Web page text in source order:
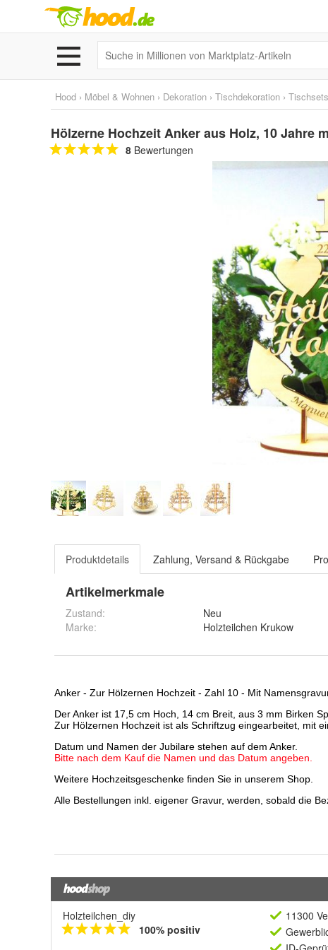
Hood › Möbel & Wohnen › Dekoration › Tischdekoration ›
Hölzerne Hochzeit Anker aus Holz, 10 Jahre
8 Bewertungen
Produktdetails Zahlung, Versand & Rückgabe
Artikelmerkmale
Zustand:
Neu
Marke:
Holzteilchen Krukow
Holzteilchen_diy
100% positiv
11300